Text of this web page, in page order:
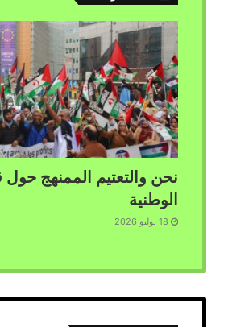
نحن والتعتيم الممنهج حول
الوطنية
18 يوليو 2026